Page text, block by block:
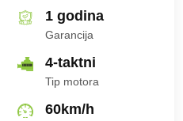
1 godina
Garancija
4-taktni
Tip motora
60km/h